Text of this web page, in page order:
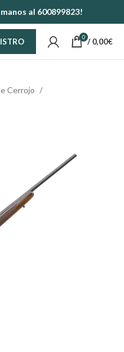
al 600899823!
0 / 0,00€
Cerrojo